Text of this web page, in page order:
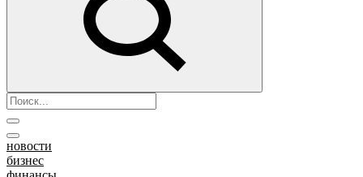
новости
бизнес